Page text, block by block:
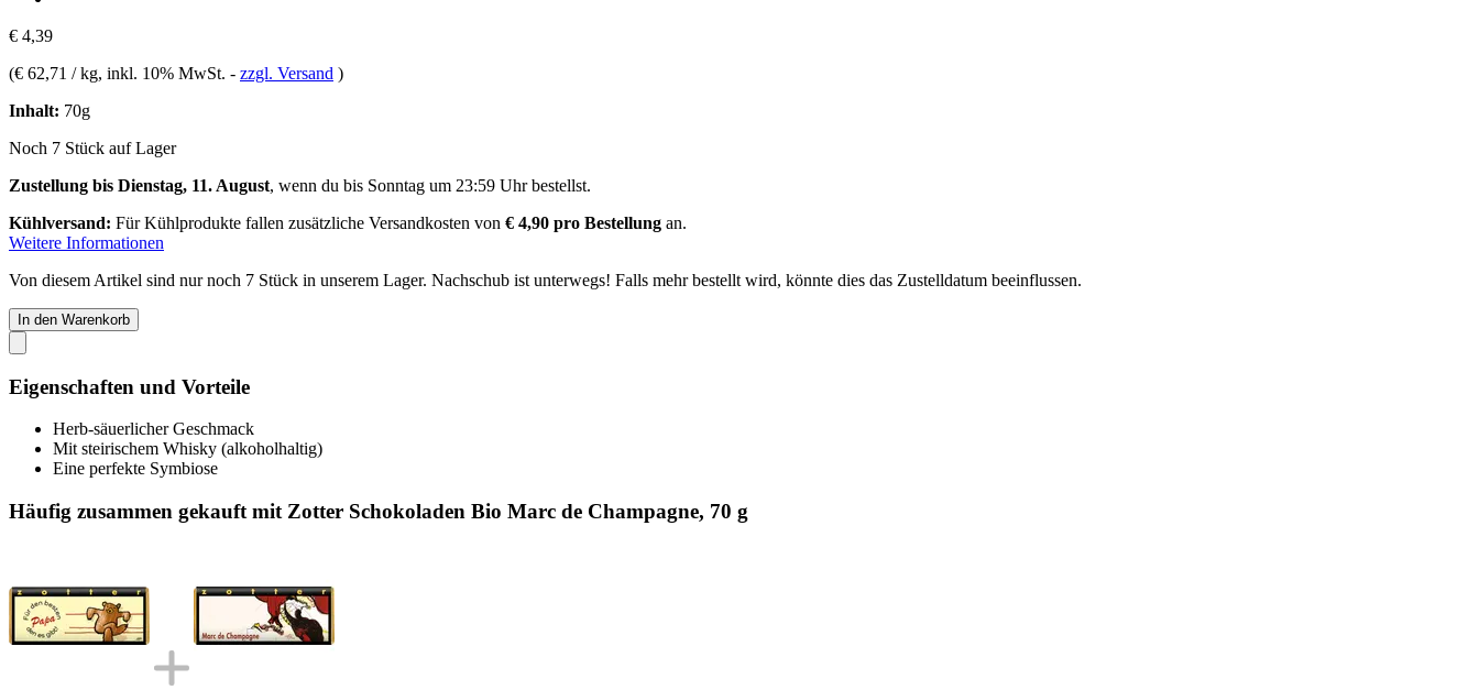
€ 4,39
(€ 62,71 / kg, inkl. 10% MwSt. - zzgl. Versand )
Inhalt: 70g
Noch 7 Stück auf Lager
Zustellung bis Dienstag, 11. August, wenn du bis Sonntag um 23:59 Uhrbestellst.
Kühlversand: Für Kühlprodukte fallen zusätzliche Versandkosten von € 4,90 pro Bestellung an.
Weitere Informationen
Von diesem Artikel sind nur noch 7 Stück in unserem Lager. Nachschub ist unterwegs! Falls mehr bestellt wird, könnte dies das Zustelldatum beeinflussen.
In den Warenkorb
Eigenschaften und Vorteile
Herb-säuerlicher Geschmack
Mit steirischem Whisky (alkoholhaltig)
Eine perfekte Symbiose
Häufig zusammen gekauft mit Zotter Schokoladen Bio Marc de Champagne, 70 g